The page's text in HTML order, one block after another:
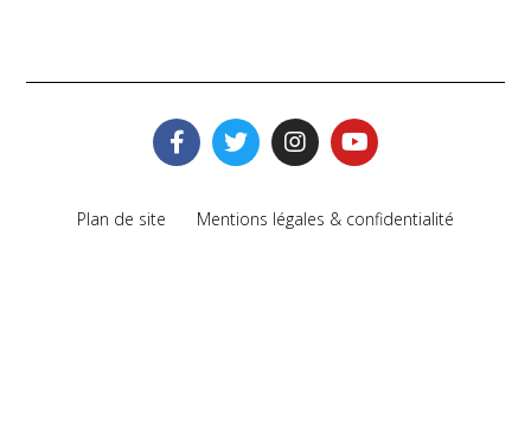
Plan de site Mentions légales & confidentialité